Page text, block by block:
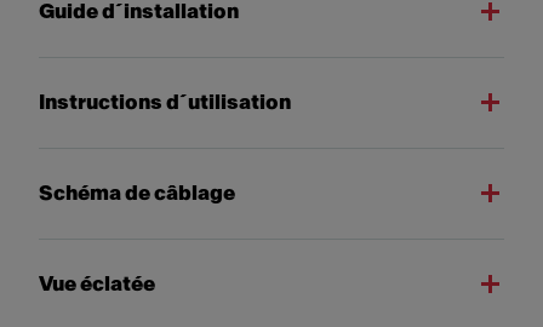
Guide d´installation
Instructions d´utilisation
Schéma de câblage
Vue éclatée